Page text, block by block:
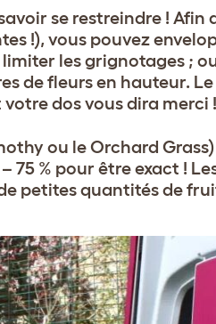
se restreindre ! Afin
!), vous pouvez
les grignotages ;
de fleurs en hauteur.
dos vous dira merci !
ou le Orchard
% pour être exact !
petites quantités de